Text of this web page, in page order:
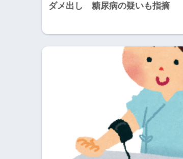
ダメ出し 糖尿病の疑いも指摘